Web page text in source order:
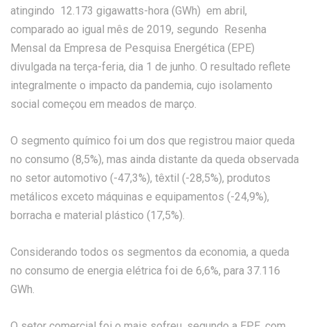
atingindo 12.173 gigawatts-hora (GWh) em abril,
comparado ao igual mês de 2019, segundo Resenha
Mensal da Empresa de Pesquisa Energética (EPE)
divulgada na terça-feria, dia 1 de junho. O resultado reflete
integralmente o impacto da pandemia, cujo isolamento
social começou em meados de março.
O segmento químico foi um dos que registrou maior queda
no consumo (8,5%), mas ainda distante da queda observada
no setor automotivo (-47,3%), têxtil (-28,5%), produtos
metálicos exceto máquinas e equipamentos (-24,9%),
borracha e material plástico (17,5%).
Considerando todos os segmentos da economia, a queda
no consumo de energia elétrica foi de 6,6%, para 37.116
GWh.